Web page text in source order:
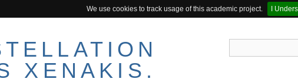
We use cookies to track usage of this academic project.
I